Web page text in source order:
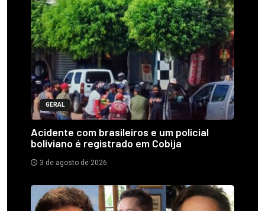
GERAL
Acidente com brasileiros e um policial
boliviano é registrado em Cobija
3 de agosto de 2026